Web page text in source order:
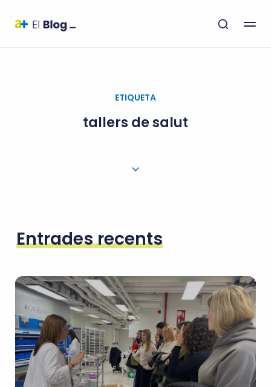
ETIQUETA
tallers de salut
Entrades recents